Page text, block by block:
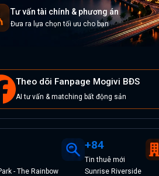
Tư vấn tài chính & phương án
Đưa ra lựa chọn tối ưu cho bạn
Theo dõi Fanpage Mogivi BĐS
AI tư vấn & matching bất động sản
- The Rainbow
+84
Tinthuê mới
Sunrise Riverside